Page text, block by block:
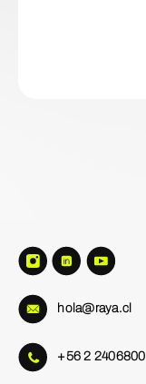
hola@raya.cl
+56 2 2406800